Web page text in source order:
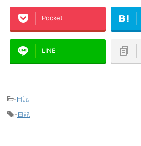
Pocket
LINE
-日記
-日記